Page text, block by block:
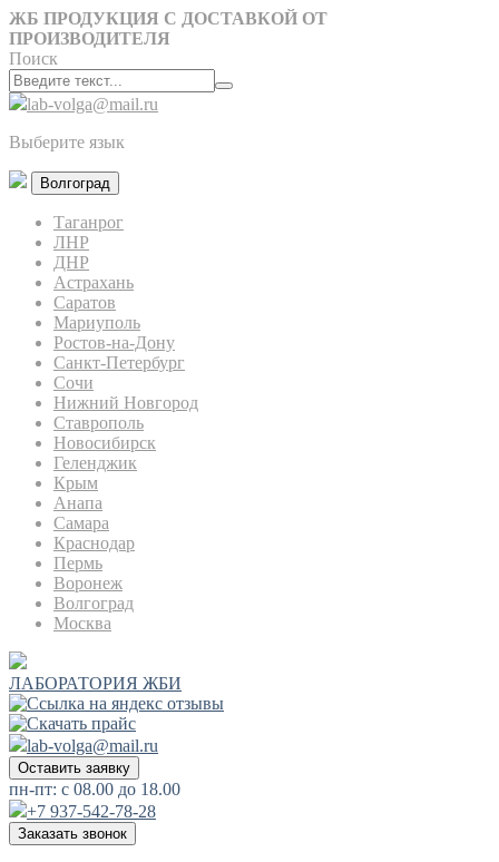
ЖБ ПРОДУКЦИЯ С ДОСТАВКОЙ ОТ
ПРОИЗВОДИТЕЛЯ
Поиск
lab-volga@mail.ru
Выберите язык
Волгоград
Таганрог
ЛНР
ДНР
Астрахань
Саратов
Мариуполь
Ростов-на-Дону
Санкт-Петербург
Сочи
Нижний Новгород
Ставрополь
Новосибирск
Геленджик
Крым
Анапа
Самара
Краснодар
Пермь
Воронеж
Волгоград
Москва
ЛАБОРАТОРИЯ ЖБИ
lab-volga@mail.ru
Оставить заявку
пн-пт: с 08.00 до 18.00
+7 937-542-78-28
Заказать звонок